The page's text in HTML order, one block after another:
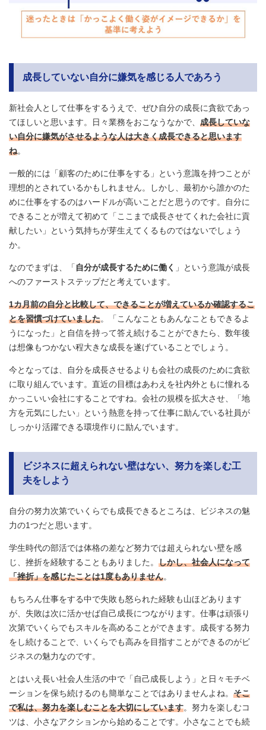
成長していない自分に嫌気を感じる人であろう
新社会人として仕事をするうえで、ぜひ自分の成長に貪欲であっ
てほしいと思います。日々業務をおこなうなかで、 成長していな
い自分に嫌気がさせるような人は大きく成長できると思います
ね。
一般的には「顧客のために仕事をする」という意識を持つことが
理想的とされているかもしれません。しかし、最初から誰かのた
めに仕事をするのはハードルが高いことだと思うのです。自分に
できることが増えて初めて「ここまで成長させてくれた会社に貢
献したい」という気持ちが芽生えてくるものではないでしょう
か。
なのでまずは、「 自分が成長するために働く 」という意識が成長
へのファーストステップだと考えています。
1カ月前の自分と比較して、できることが増えているか確認するこ
とを習慣づけていました。「こんなこともあんなこともできるよ
うになった」と自信を持って答え続けることができたら、数年後
は想像もつかない程大きな成長を遂げていることでしょう。
今となっては、自分を成長させるよりも会社の成長のために貪欲
に取り組んでいます。直近の目標はあわえを社内外ともに憧れる
かっこいい会社にすることですね。会社の規模を拡大させ、「地
方を元気にしたい」という熱意を持って仕事に励んでいる社員が
しっかり活躍できる環境作りに励んでいます。
ビジネスに超えられない壁はない、努力を楽しむ工
夫をしよう
自分の努力次第でいくらでも成長できるところは、ビジネスの魅
力の1つだと思います。
学生時代の部活では体格の差など努力では超えられない壁を感
じ、挫折を経験することもありました。 しかし、社会人になって
「挫折」を感じたことは1度もありません。
もちろん仕事をする中で失敗も怒られた経験も山ほどあります
が、失敗は次に活かせば自己成長につながります。仕事は頑張り
次第でいくらでもスキルを高めることができます。成長する努力
をし続けることで、いくらでも高みを目指すことができるのがビ
ジネスの魅力なのです。
とはいえ長い社会人生活の中で「自己成長しよう」と日々モチベ
ーションを保ち続けるのも簡単なことではありませんよね。 そこ
で私は、努力を楽しむことを大切にしています。努力を楽しむコ
ツは、小さなアクションから始めることです。小さなことでも続